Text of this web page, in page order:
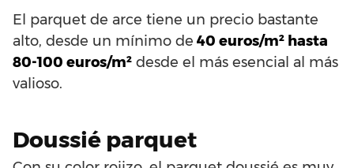
El parquet de arce tiene un precio bastante
alto, desde un mínimo de 40 euros/m² hasta
80-100 euros/m² desde el más esencial al más
valioso.
Doussié parquet